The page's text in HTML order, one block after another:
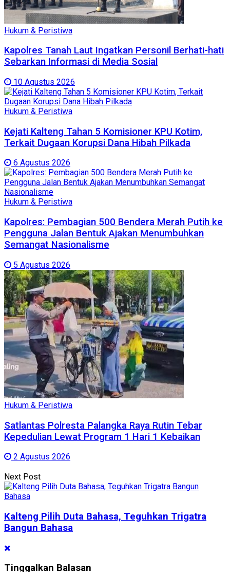
Hukum & Peristiwa
Kapolres Tanah Laut Ingatkan Personil Berhati-hati
Sebarkan Informasi di Media Sosial
10 Agustus 2026
Hukum & Peristiwa
Kejati Kalteng Tahan 5 Komisioner KPU Kotim,
Terkait Dugaan Korupsi Dana Hibah Pilkada
6 Agustus 2026
Hukum & Peristiwa
Kapolres: Pembagian 500 Bendera Merah Putih ke
Pengguna Jalan Bentuk Ajakan Menumbuhkan
Semangat Nasionalisme
5 Agustus 2026
Hukum & Peristiwa
Satlantas Polresta Palangka Raya Rutin Tebar
Kepedulian Lewat Program 1 Hari 1 Kebaikan
2 Agustus 2026
Next Post
Kalteng Pilih Duta Bahasa, Teguhkan Trigatra
Bangun Bahasa
Tinggalkan Balasan